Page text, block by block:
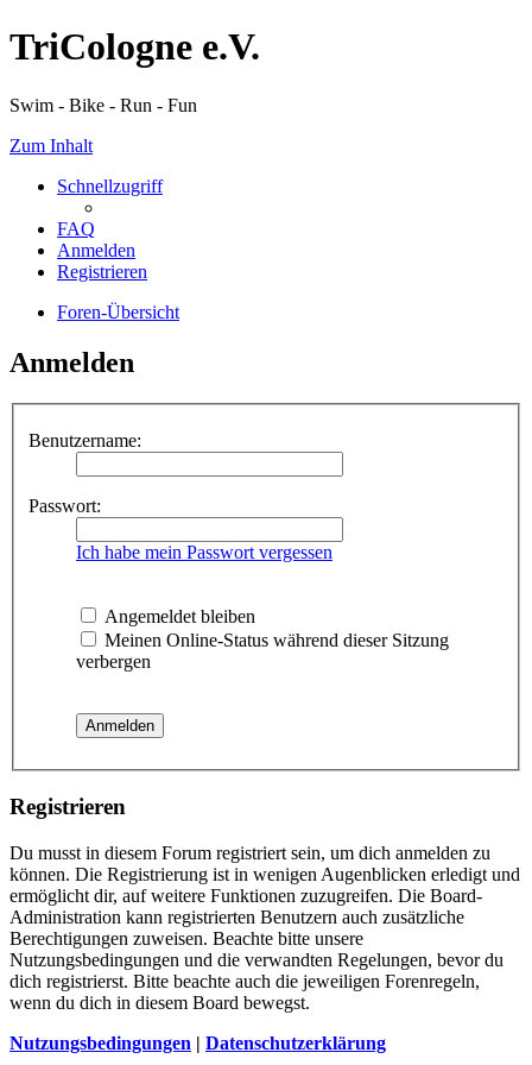
TriCologne e.V.
Swim - Bike - Run - Fun
Zum Inhalt
Schnellzugriff
FAQ
Anmelden
Registrieren
Foren-Übersicht
Anmelden
Benutzername:
Passwort:
Ich habe mein Passwort vergessen
Angemeldet bleiben
Meinen Online-Status während dieser Sitzung
verbergen
Registrieren
Du musst in diesem Forum registriert sein, um dich anmelden zu
können. Die Registrierung ist in wenigen Augenblicken erledigt und
ermöglicht dir, auf weitere Funktionen zuzugreifen. Die Board-
Administration kann registrierten Benutzern auch zusätzliche
Berechtigungen zuweisen. Beachte bitte unsere
Nutzungsbedingungen und die verwandten Regelungen, bevor du
dich registrierst. Bitte beachte auch die jeweiligen Forenregeln,
wenn du dich in diesem Board bewegst.
Nutzungsbedingungen | Datenschutzerklärung